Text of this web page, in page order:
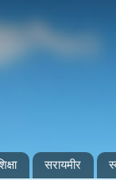
सरायमीर